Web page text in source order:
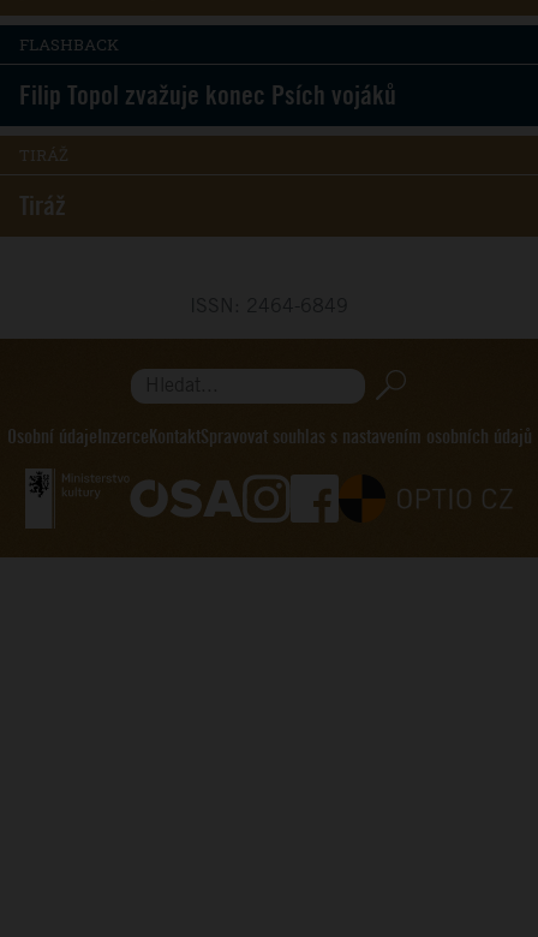
FLASHBACK
Filip Topol zvažuje konec Psích vojáků
TIRÁŽ
Tiráž
Hledat...
Osobní údajeInzerceKontaktSpravovat souhlas s nastavením osobních údajů